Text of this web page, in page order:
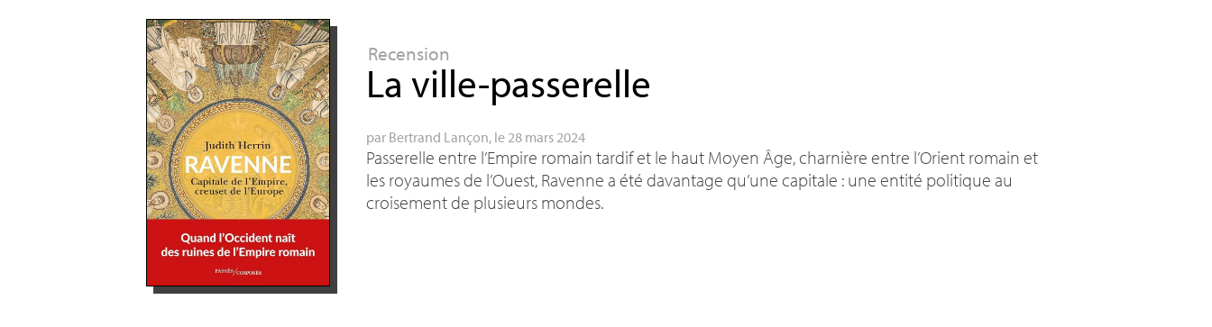
Recension
La ville-passerelle
par Bertrand Lançon, le 28 mars 2024
Passerelle entre l’Empire romain tardif et le haut Moyen Âge, charnière entre l’Orient romain et
les royaumes de l’Ouest, Ravenne a été davantage qu’une capitale : une entité politique au
croisement de plusieurs mondes.